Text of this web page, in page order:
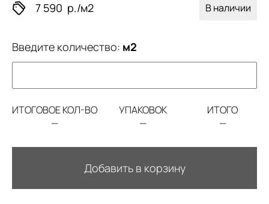
7 590 р./м2 В наличии
Введите количество: м2
ИТОГОВОЕ КОЛ-ВО
—
УПАКОВОК
—
ИТОГО
—
Добавить в корзину